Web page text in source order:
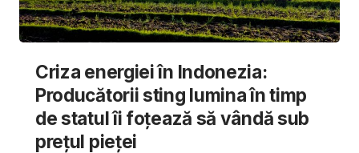
Criza energiei în Indonezia:
Producătorii sting lumina în timp
de statul îi foțează să vândă sub
prețul pieței